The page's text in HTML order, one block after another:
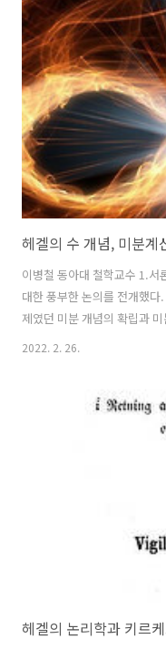
헤겔의 수 개념, 미분계
이병철 동아대 철학교수 1.서
대한 풍부한 논의를 전개했
제였던 미분 개념의 확립과
달아 놓았다. 물론 헤겔의 수
미분학에 대한 논의는 별로
분학의 원리를 최종적으로
2022. 2. 26.
헤겔의 논리학과 키르